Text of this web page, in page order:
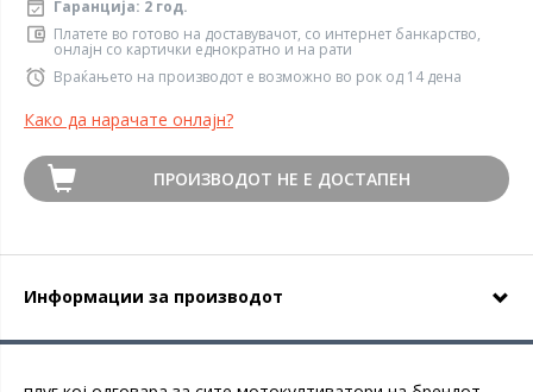
Гаранција: 2 год.
Платете во готово на доставувачот, со интернет банкарство,
онлајн со картички еднократно и на рати
Враќањето на производот е возможно во рок од 14 дена
Како да нарачате онлајн?
ПРОИЗВОДОТ НЕ Е ДОСТАПЕН
Информации за производот